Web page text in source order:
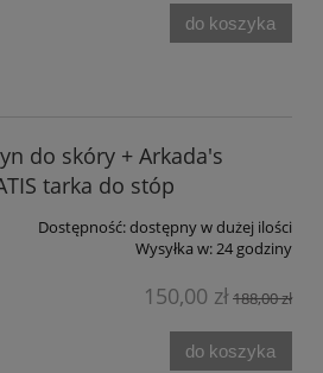
do koszyka
do skóry + Arkada's
tarka do stóp
Dostępność:dostępny w dużej ilości
Wysyłka w:24 godziny
150,00 zł188,00 zł
do koszyka